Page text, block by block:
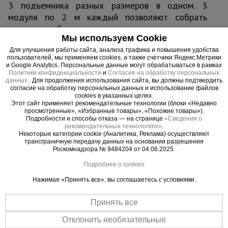
3 подъемника разных размеров в одном. 3
модуля по 2 м каждый позволяют собрать
люльку необходимо размера специально для
каждого конкретного фасада здания. Система
противовесов состоит из контргрузов по 25 кг и
подбирается аналогично.
Адаптация к фасаду
ZLP 800 легко адаптируется к фасаду здания,
благодаря прочной и одновременно
легкой подвесной консоли-опоре, позволяющей
производить установку даже на покатой крыше
без риска соскальзывания. Увеличенный вылет
консоли на 1,7 м дает возможность
обходить выступающие части фасада. Рама
кабины снабжена прорезиненными буферными
колесами для защиты поверхности здания от
Надежная электроника
Мы используем Cookie
Для улучшения работы сайта, анализа трафика и повышения удобства
пользователей, мы применяем cookies, а также счетчики Яндекс.Метрики
и Google Analytics. Персональные данные могут обрабатываться в рамках
Политики конфиденциальности и Согласия на обработку персональных
данных . Для продолжения использования сайта, вы должны подтвердить
согласие на обработку персональных данных и использование файлов
cookies в указанных целях.
Этот сайт применяет рекомендательные технологии (блоки «Недавно
просмотренные», «Избранные товары», «Похожие товары»).
Подробности и способы отказа — на странице «Сведения о
рекомендательных технологиях».
Некоторые категории cookie (Аналитика, Реклама) осуществляют
трансграничную передачу данных на основании разрешения
Роскомнадзора № 9484204 от 04.06.2025.
Подробнее о cookies
Нажимая «Принять все», вы соглашаетесь с условиями.
Принять все
Отклонить необязательные